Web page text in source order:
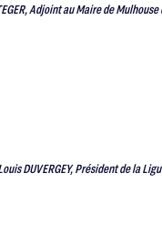
Adjoint au Maire de
DUVERGEY, Président de la